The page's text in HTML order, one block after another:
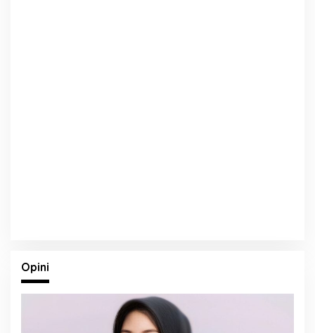
Opini